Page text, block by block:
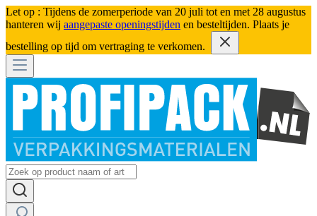
Let op : Tijdens de zomerperiode van 20 juli tot en met 28 augustus
hanteren wij aangepaste openingstijden en besteltijden. Plaats je
bestelling op tijd om vertraging te verkomen.